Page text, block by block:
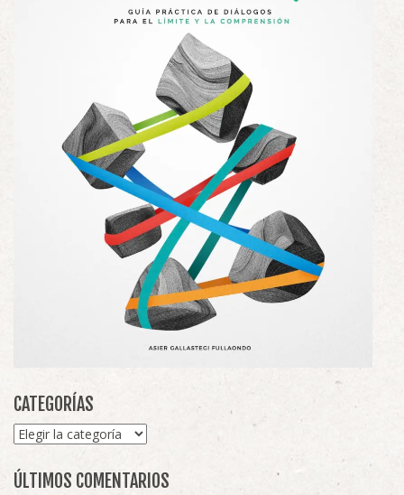
CATEGORÍAS
Categorías
ÚLTIMOS COMENTARIOS